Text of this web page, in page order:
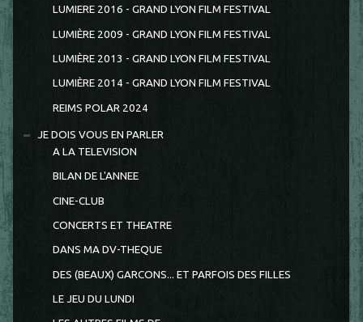
LUMIERE 2016 - GRAND LYON FILM FESTIVAL
LUMIÈRE 2009 - GRAND LYON FILM FESTIVAL
LUMIÈRE 2013 - GRAND LYON FILM FESTIVAL
LUMIÈRE 2014 - GRAND LYON FILM FESTIVAL
REIMS POLAR 2024
JE DOIS VOUS EN PARLER
A LA TELEVISION
BILAN DE L'ANNEE
CINE-CLUB
CONCERTS ET THEATRE
DANS MA DV-THEQUE
DES (BEAUX) GARCONS... ET PARFOIS DES FILLES
LE JEU DU LUNDI